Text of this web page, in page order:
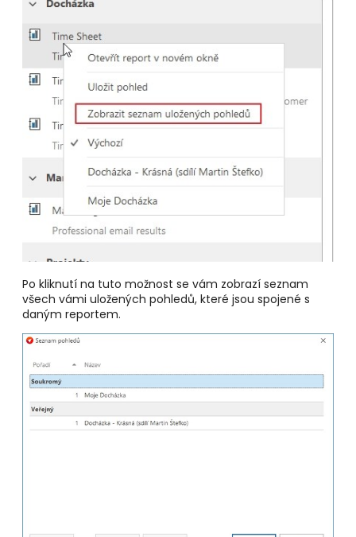
Po kliknutí na tuto možnost se vám zobrazí seznam
všech vámi uložených pohledů, které jsou spojené s
daným reportem.